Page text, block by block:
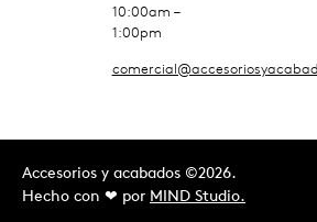
10:00am –
1:00pm
Accesorios y acabados ©2026.
Hecho con ❤︎ por MIND Studio.